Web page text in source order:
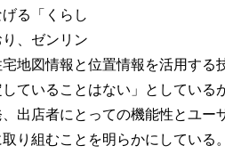
る「くらし
、ゼンリン
地図情報と位置情報を活用する
ていることはない」としている
出店者にとっての機能性とユー
り組むことを明らかにしている。